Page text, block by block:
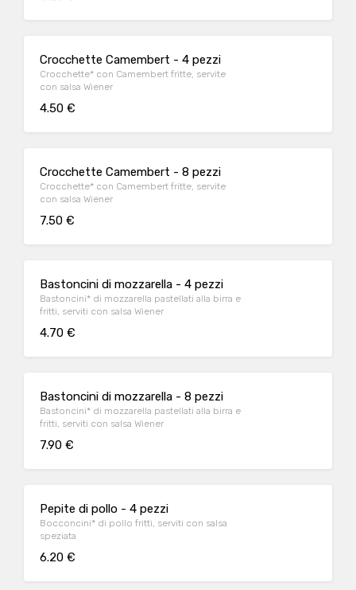
Crocchette Camembert - 4 pezzi
Crocchette* con Camembert fritte, servite
con salsa Wiener
4.50 €
Crocchette Camembert - 8 pezzi
Crocchette* con Camembert fritte, servite
con salsa Wiener
7.50 €
Bastoncini di mozzarella - 4 pezzi
Bastoncini* di mozzarella pastellati alla birra e
fritti, serviti con salsa Wiener
4.70 €
Bastoncini di mozzarella - 8 pezzi
Bastoncini* di mozzarella pastellati alla birra e
fritti, serviti con salsa Wiener
7.90 €
Pepite di pollo - 4 pezzi
Bocconcini* di pollo fritti, serviti con salsa
speziata
6.20 €